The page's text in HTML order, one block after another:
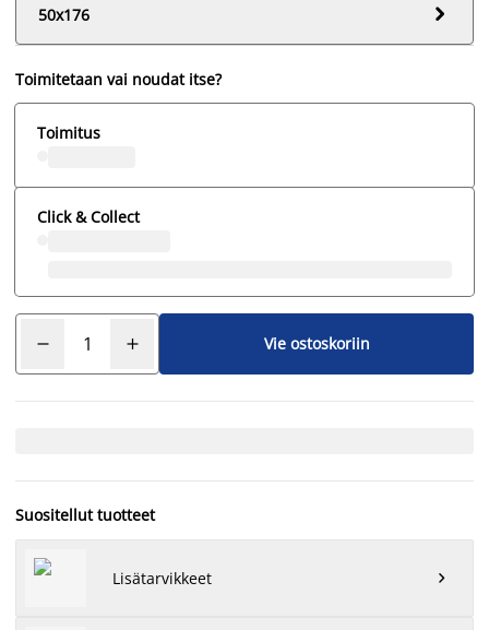
50x176

Toimitetaan vai noudat itse?
Toimitus
Click & Collect
Vie ostoskoriin
Suositellut tuotteet
Lisätarvikkeet 